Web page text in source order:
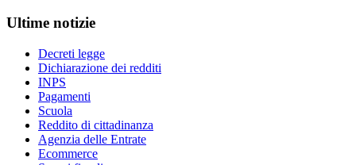
Ultime notizie
Decreti legge
Dichiarazione dei redditi
INPS
Pagamenti
Scuola
Reddito di cittadinanza
Agenzia delle Entrate
Ecommerce